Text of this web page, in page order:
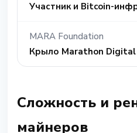
Участник и Bitcoin-
MARA Foundation
Крыло Marathon Digital
Сложность и
майнеров